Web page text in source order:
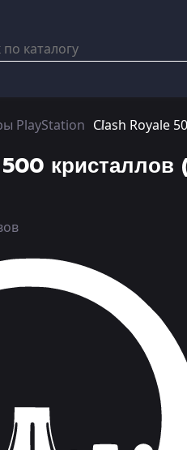
PlayStation Clash Royale
кристаллов